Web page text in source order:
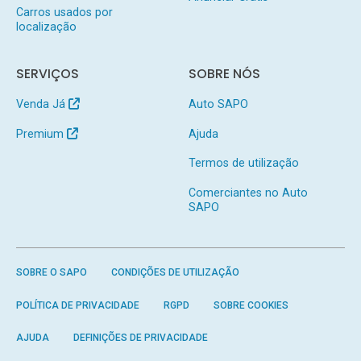
Carros usados por
localização
SERVIÇOS
Venda Já
Premium
SOBRE NÓS
Auto SAPO
Ajuda
Termos de utilização
Comerciantes no Auto
SAPO
SOBRE O SAPO CONDIÇÕES DE UTILIZAÇÃO
POLÍTICA DE PRIVACIDADE RGPD SOBRE COOKIES
AJUDA DEFINIÇÕES DE PRIVACIDADE